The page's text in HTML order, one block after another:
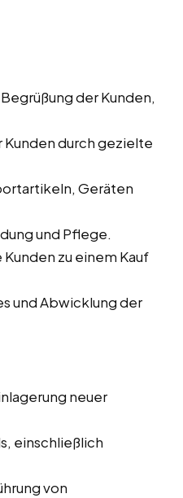
der Kunden,
Kunden durch gezielte
Geräten
und Pflege.
zu einem Kauf
und Abwicklung der
neuer
einschließlich
von